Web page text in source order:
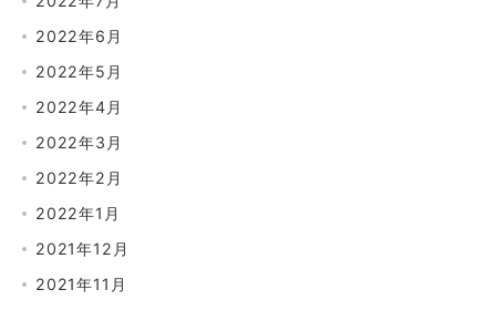
2022年6月
2022年5月
2022年4月
2022年3月
2022年2月
2022年1月
2021年12月
2021年11月